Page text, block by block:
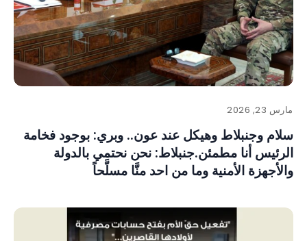
مارس 23, 2026
سلام وجنبلاط وهيكل عند عون.. وبري: بوجود فخامة
الرئيس أنا مطمئن.جنبلاط: نحن نحتمي بالدولة
والأجهزة الأمنية وما من احد منَّا مسلَّحاً